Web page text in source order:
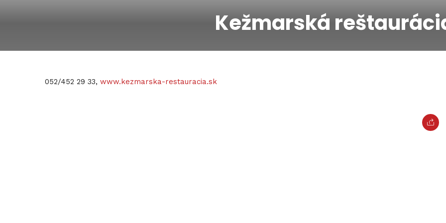
Kežmarská
052/452 29 33, www.kezmarska-restauracia.sk